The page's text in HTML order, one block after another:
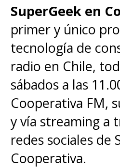
SuperGeek en
primer y único
tecnología de
radio en Chile,
sábados a las
Cooperativa FM,
y vía streaming a
redes sociales de
Cooperativa.